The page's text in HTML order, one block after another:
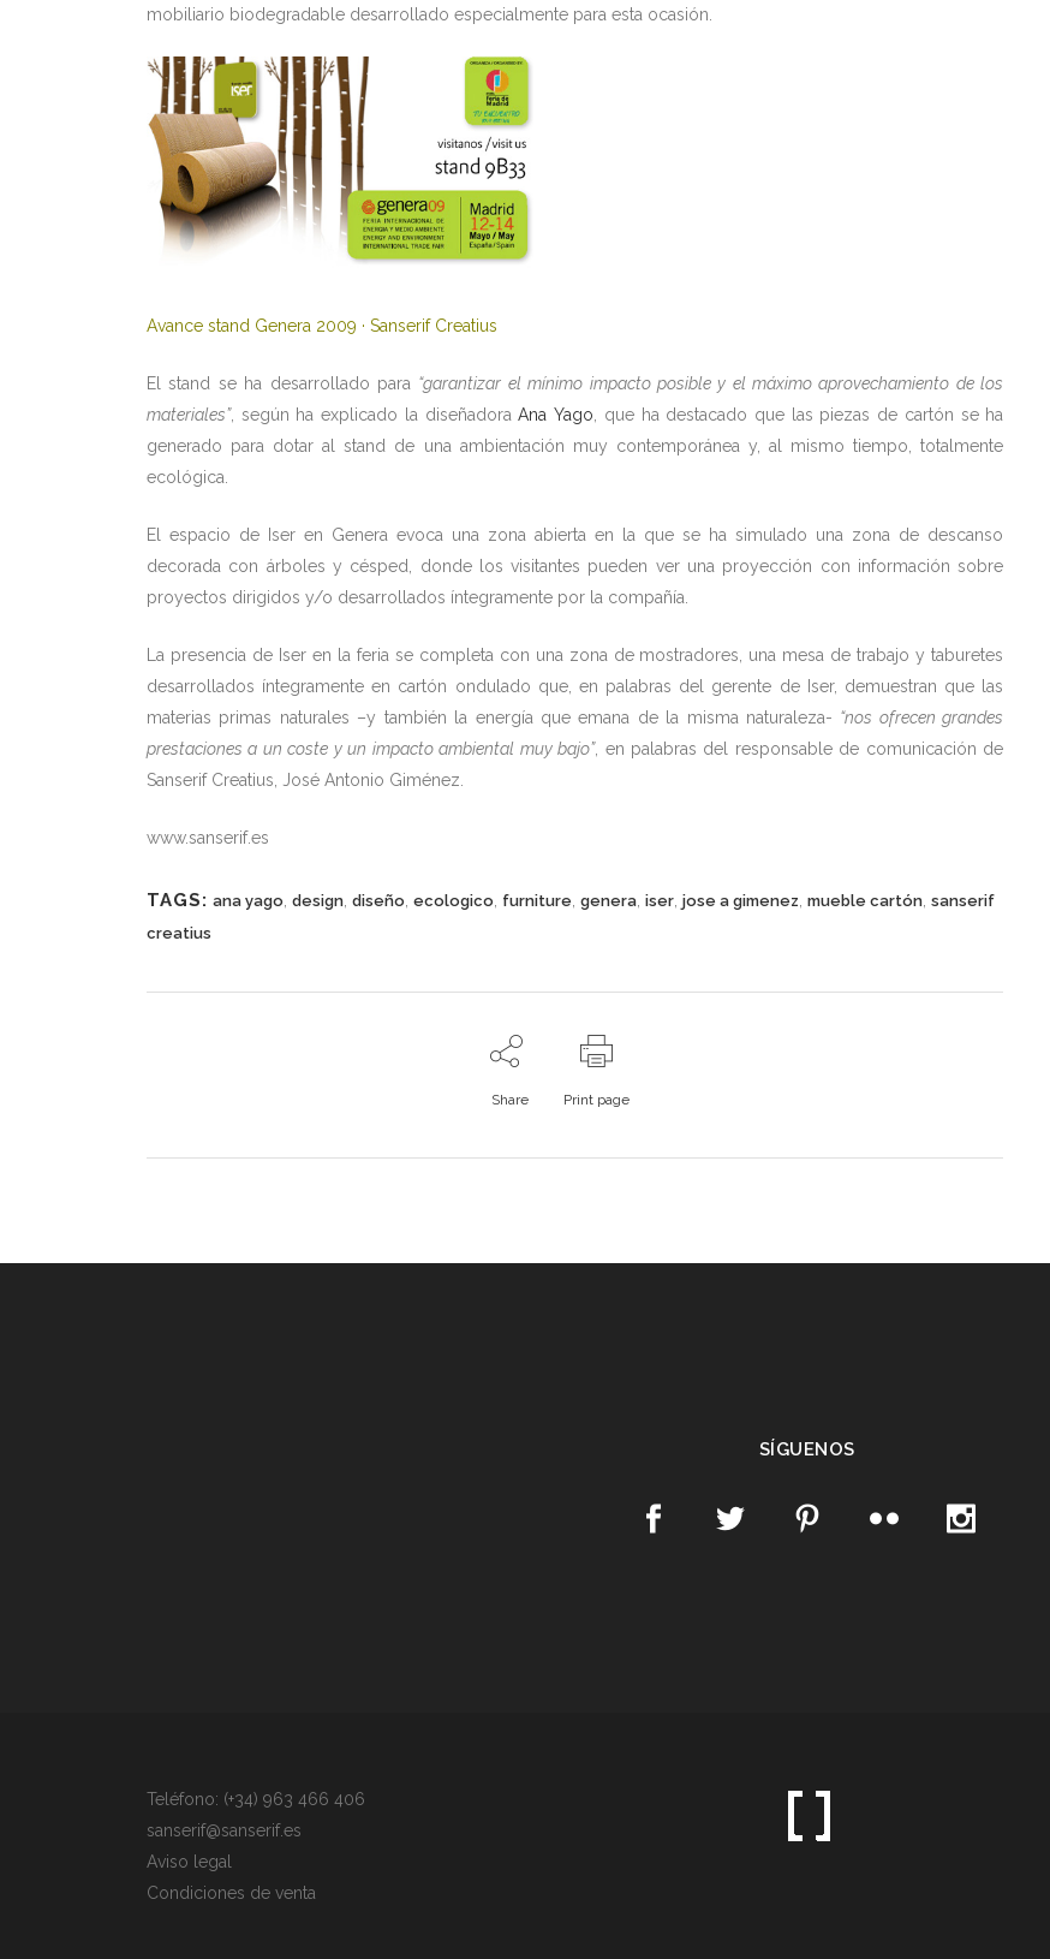
mobiliario biodegradable desarrollado especialmente para esta ocasión.
Avance stand Genera 2009 · Sanserif Creatius
El stand se ha desarrollado para “garantizar el mínimo impacto posible y el máximo aprovechamiento de los
materiales”, según ha explicado la diseñadoraAna Yago , que ha destacado que las piezas de cartón se ha
generado para dotar al stand de una ambientación muy contemporánea y, al mismo tiempo, totalmente
ecológica.
El espacio de Iser en Genera evoca una zona abierta en la que se ha simulado una zona de descanso
decorada con árboles y césped, donde los visitantes pueden ver una proyección con información sobre
proyectos dirigidos y/o desarrollados íntegramente por la compañía.
La presencia de Iser en la feria se completa con una zona de mostradores, una mesa de trabajo y taburetes
desarrollados íntegramente en cartón ondulado que, en palabras del gerente de Iser, demuestran que las
materias primas naturales –y también la energía que emana de la misma naturaleza- “nos ofrecen grandes
prestaciones a un coste y un impacto ambiental muy bajo”, en palabras del responsable de comunicación de
Sanserif Creatius, José Antonio Giménez.
www.sanserif.es
TAGS: ana yago design diseño ecologico furniture genera iser jose a gimenez mueble cartón sanserif
creatius
Share Print page
SÍGUENOS
Teléfono: (+34) 963 466 406
sanserif@sanserif.es
Aviso legal
Condiciones de venta